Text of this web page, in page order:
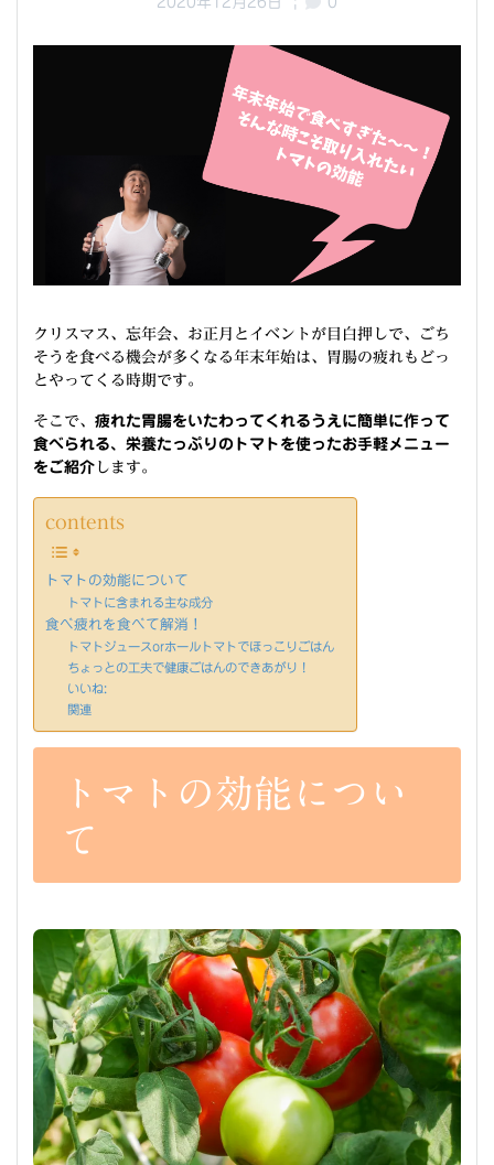
クリスマス、忘年会、お正月とイベントが目白押しで、ごち
そうを食べる機会が多くなる年末年始は、胃腸の疲れもどっ
とやってくる時期です。
そこで、 疲れた胃腸をいたわってくれるうえに簡単に作って
食べられる、栄養たっぷりのトマトを使ったお手軽メニュー
をご紹介 します。
contents
トマトの効能について
トマトに含まれる主な成分
食べ疲れを食べて解消！
トマトジュースorホールトマトでほっこりごはん
ちょっとの工夫で健康ごはんのできあがり！
いいね:
関連
トマトの効能につい
て